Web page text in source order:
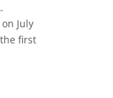
July
first